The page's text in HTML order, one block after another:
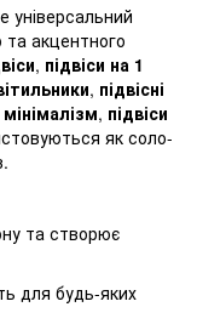
універсальний
та акцентного
, підвіси на 1
, підвісні
мінімалізм, підвіси
як соло-
та створює
для будь-яких